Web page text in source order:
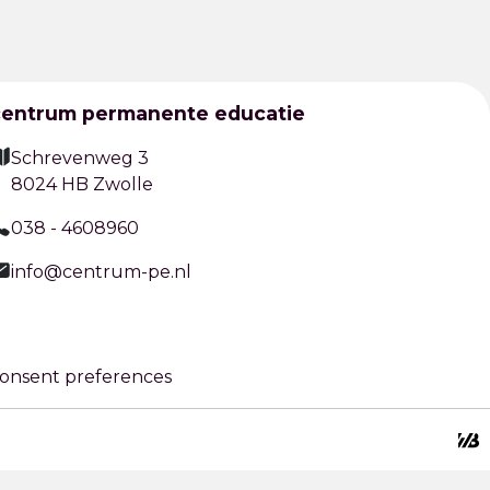
permanente educatie
Schrevenweg 3
8024 HB Zwolle
038 - 4608960
info@centrum-pe.nl
preferences